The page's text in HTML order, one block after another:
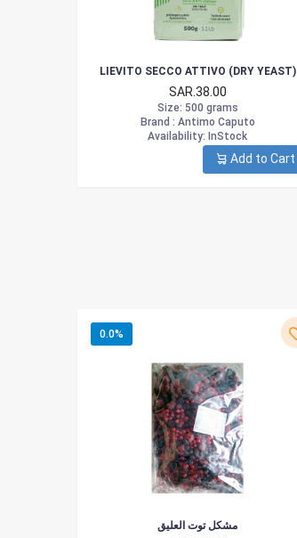
LIEVITO SECCO ATTIVO (DRY YEAST)
SAR.38.00
Size: 500 grams
Brand : Antimo Caputo
Availability: InStock
Add to Cart
0.0%
مشكل توت العليق